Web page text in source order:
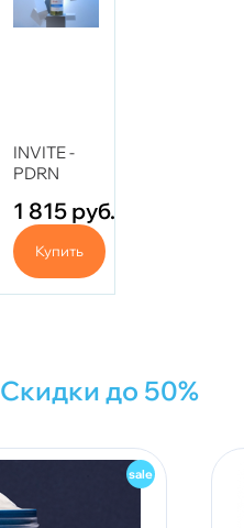
INVITE -
PDRN
ml
1 815 руб.
Купить
Скидки до 50%